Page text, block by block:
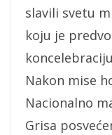
slavili svetu
koju je
Nakon mise
Nacionalno
Grisa